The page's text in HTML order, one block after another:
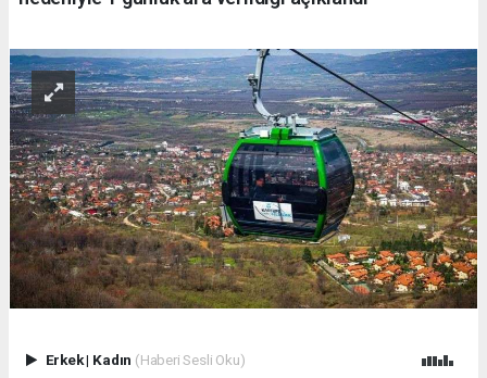
Erkek| Kadın (Haberi Sesli Oku)